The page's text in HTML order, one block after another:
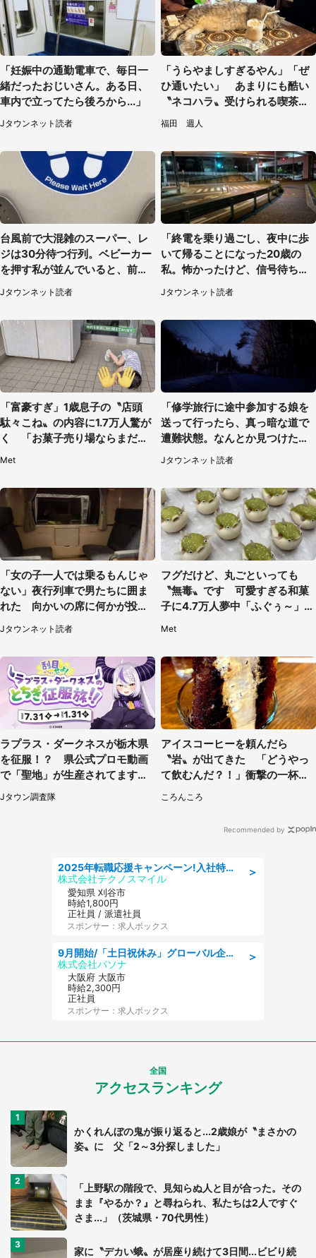
「妊娠中の通勤電車で、毎日一
緒だったおじいさん。ある日、
車内で立ってたら後ろから...」
Jタウンネット読者
「うらやましすぎるやん」「ぜ
ひ通いたい」 あまりにも酷い
〝ネコハラ〟受けられる喫茶店
に5.3万人驚がく
福田 週人
台風前で大混雑のスーパー、レ
ジは30分待つ行列。ベビーカー
を押す私が並んでいると、前の
Jタウンネット読者
「終電を乗り過ごし、夜中に歩
いて帰ることになった20歳の
私。怖かったけど、信号待ちの
車に道を尋ねたら...」（埼玉
県・60代女性）
Jタウンネット読者
「富豪すぎ」1歳息子の〝店頭
駄々こね〟の内容に1.7万人驚が
く 「お菓子売り場ならまだし
Met
「修学旅行に途中参加する娘を
送って行ったら、真っ暗な道で
遭難状態。なんとか見つけた民
家に助けを求めると、住人の男
性が...」
Jタウンネット読者
「女の子一人では乗るもんじゃ
ない」夜行列車で男たちに囲ま
れた 向かいの席に何かが投げ
られて（秋田県・60代女性）
Jタウンネット読者
フグだけど、丸ごといっても
〝無毒〟です 可愛すぎる和菓
子に4.7万人夢中「ふぐぅ～」
Met
ラプラス・ダークネスが栃木県
を征服！？ 県公式プロモ動画
で「聖地」が生産されてます【7
／31～1／31】
Jタウン調査隊
アイスコーヒーを頼んだら
〝岩〟が出てきた 「どうやっ
て飲むんだ？！」衝撃の一杯が
ころんころ
Recommended by
＞
2025年転職応援キャンペーン!入社特典58万円/デンソーで働こう!自動車工場で小型部品の検査業務 denso aichi
株式会社テクノスマイル
愛知県 刈谷市
時給1,800円
正社員 / 派遣社員
スポンサー：求人ボックス
＞
9月開始/「土日祝休み」グローバル企業での産業保健のお仕事/保健師/高時給/残業なし/服装自由
株式会社パソナ
大阪府 大阪市
時給2,300円
正社員
スポンサー：求人ボックス
全国
アクセスランキング
かくれんぼの鬼が振り返ると...2歳娘が〝まさかの
姿〟に 父「2～3分探しました」
「上野駅の階段で、見知らぬ人と目が合った。その
まま『やるか？』と尋ねられ、私たちは2人ですぐ
さま...」（茨城県・70代男性）
家に〝デカい蛾〟が居座り続けて3日間...ビビり続